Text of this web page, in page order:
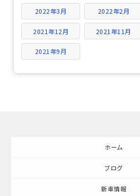
2022年3月 2022年2月
2021年12月 2021年11月
2021年9月
ホーム
ブログ
新車情報